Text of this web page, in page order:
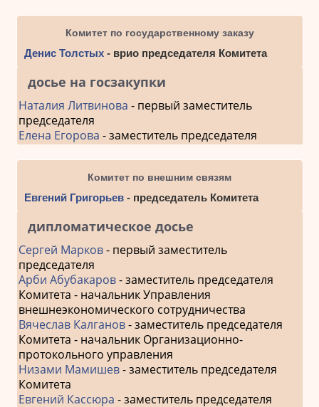
Комитет по государственному заказу
Денис Толстых- врио председателя Комитета
досье на госзакупки
Наталия Литвинова - первый заместитель
председателя
Елена Егорова - заместитель председателя
Комитет по внешним связям
Евгений Григорьев- председатель Комитета
дипломатическое досье
Сергей Марков- первый заместитель
председателя
Арби Абубакаров- заместитель председателя
Комитета - начальник Управления
внешнеэкономического сотрудничества
Вячеслав Калганов- заместитель председателя
Комитета - начальник Организационно-
протокольного управления
Низами Мамишев- заместитель председателя
Комитета
Евгений Кассюра - заместитель председателя